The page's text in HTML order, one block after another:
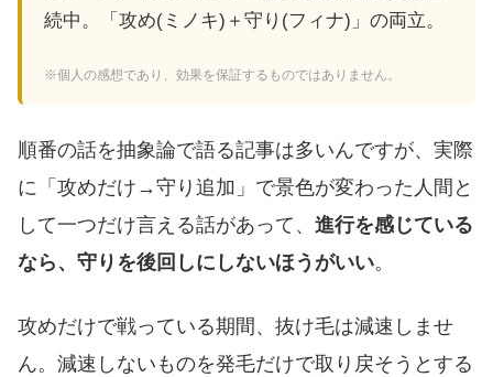
続中。「攻め(ミノキ)＋守り(フィナ)」の両立。
※個人の感想であり、効果を保証するものではありません。
順番の話を抽象論で語る記事は多いんですが、実際
に「攻めだけ→守り追加」で景色が変わった人間と
して一つだけ言える話があって、 進行を感じている
なら、守りを後回しにしないほうがいい。
攻めだけで戦っている期間、抜け毛は減速しませ
ん。減速しないものを発毛だけで取り戻そうとする